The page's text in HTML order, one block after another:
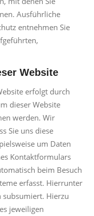
Ausführliche
entnehmen Sie
Website
erfolgt durch
dieser Website
werden. Wir
Sie uns diese
um Daten
Kontaktformulars
beim Besuch
erfasst. Hierrunter
subsumiert. Hierzu
jeweiligen